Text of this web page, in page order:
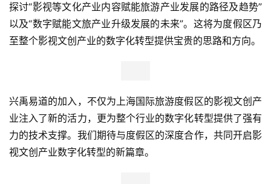
探讨“影视等文化产业内容赋能旅游产业发展的路径及趋势”
以及“数字赋能文旅产业升级发展的未来”。这将为度假区乃
至整个影视文创产业的数字化转型提供宝贵的思路和方向。
兴禹易道的加入，不仅为上海国际旅游度假区的影视文创产
业注入了新的活力，更为整个行业的数字化转型提供了强有
力的技术支撑。我们期待与度假区的深度合作，共同开启影
视文创产业数字化转型的新篇章。